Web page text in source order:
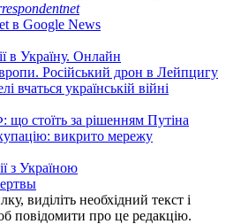
в Google News
в Україну. Онлайн
Російський дрон в Лейпцигу
вчаться українській війні
що стоїть за рішенням Путіна
викрито мережу
з Україною
виділіть необхідний текст і
повідомити про це редакцію.